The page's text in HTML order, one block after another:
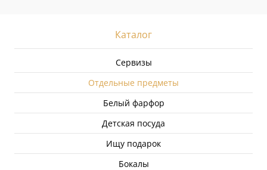
Каталог
Сервизы
Отдельные предметы
Белый фарфор
Детская посуда
Ищу подарок
Бокалы